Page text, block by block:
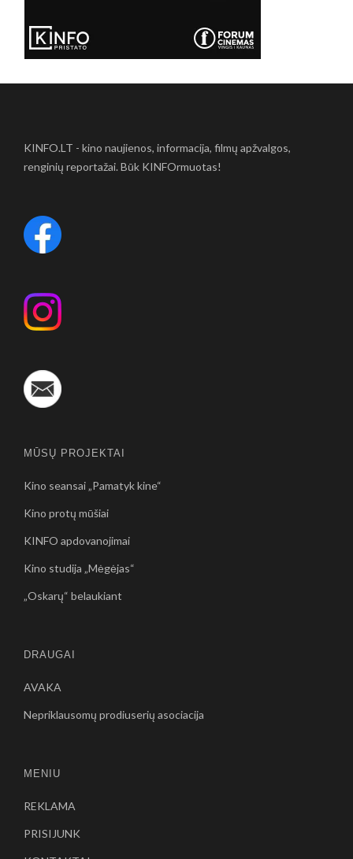
KINFO.LT - kino naujienos, informacija, filmų apžvalgos,
renginių reportažai. Būk KINFOrmuotas!
MŪSŲ PROJEKTAI
Kino seansai „Pamatyk kine“
Kino protų mūšiai
KINFO apdovanojimai
Kino studija „Mėgėjas“
„Oskarų“ belaukiant
DRAUGAI
AVAKA
Nepriklausomų prodiuserių asociacija
MENIU
REKLAMA
PRISIJUNK